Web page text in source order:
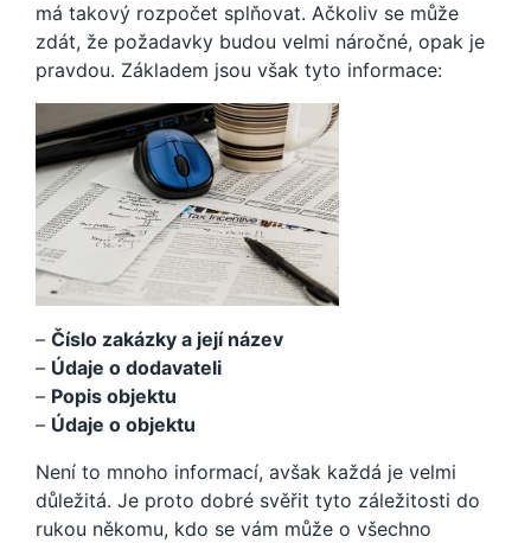
má takový rozpočet splňovat. Ačkoliv se může
zdát, že požadavky budou velmi náročné, opak je
pravdou. Základem jsou však tyto informace:
– Číslo zakázky a její název
– Údaje o dodavateli
– Popis objektu
– Údaje o objektu
Není to mnoho informací, avšak každá je velmi
důležitá. Je proto dobré svěřit tyto záležitosti do
rukou někomu, kdo se vám může o všechno